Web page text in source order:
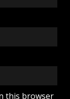
this browser